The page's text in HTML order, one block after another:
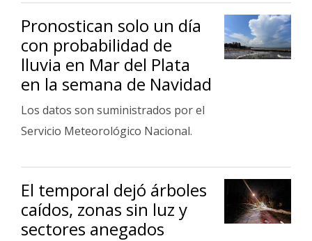
Pronostican solo un día
con probabilidad de
lluvia en Mar del Plata
en la semana de Navidad
Los datos son suministrados por el
Servicio Meteorológico Nacional.
El temporal dejó árboles
caídos, zonas sin luz y
sectores anegados